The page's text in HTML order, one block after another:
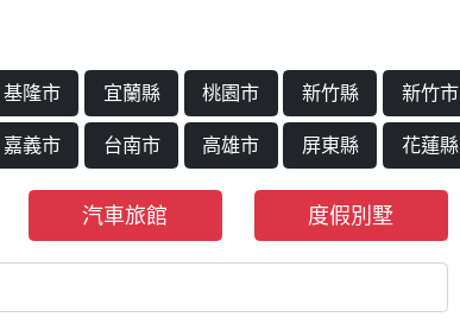
基隆市 宜蘭縣 桃園市 新竹縣 新竹市
嘉義市 台南市 高雄市 屏東縣 花蓮縣
汽車旅館 度假別墅